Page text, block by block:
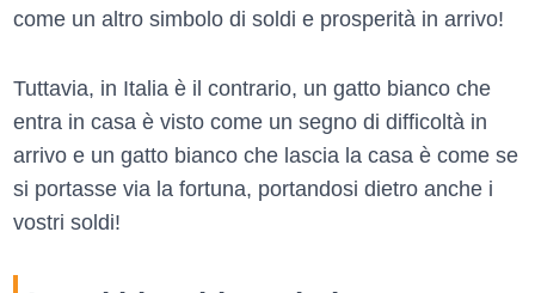
come un altro simbolo di soldi e prosperità in arrivo!
Tuttavia, in Italia è il contrario, un gatto bianco che
entra in casa è visto come un segno di difficoltà in
arrivo e un gatto bianco che lascia la casa è come se
si portasse via la fortuna, portandosi dietro anche i
vostri soldi!